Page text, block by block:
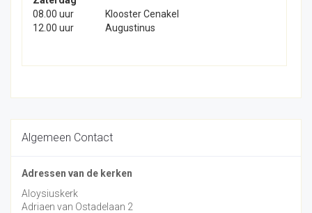
08.00 uur
Klooster Cenakel
12.00 uur
Augustinus
Algemeen Contact
Adressen van de kerken
Aloysiuskerk
Adriaen van Ostadelaan 2